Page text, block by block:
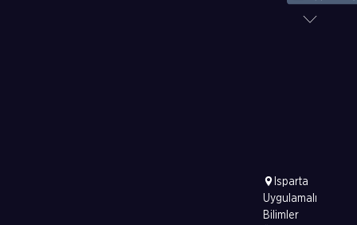
Isparta
Uygulamalı
Bilimler